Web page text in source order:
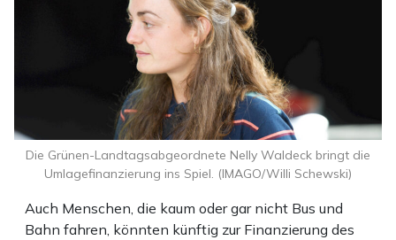
Auch Menschen, die kaum oder gar nicht Bus und
Bahn fahren, könnten künftig zur Finanzierung des
Die Grünen-Landtagsabgeordnete Nelly Waldeck bringt die
Umlagefinanzierung ins Spiel. (IMAGO/Willi Schewski)